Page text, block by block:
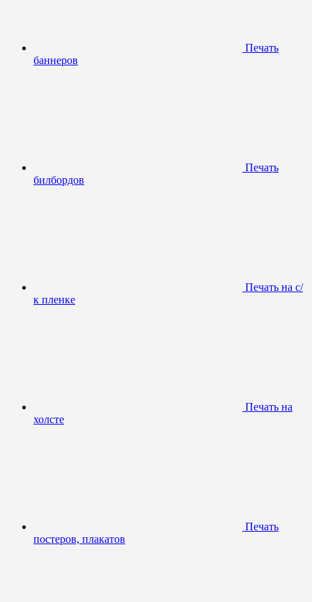
Печать
баннеров
Печать
билбордов
Печать на с/
к пленке
Печать на
холсте
Печать
постеров, плакатов